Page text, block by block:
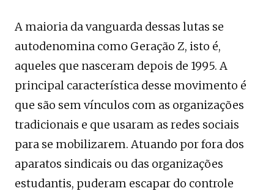
A maioria da vanguarda dessas lutas se
autodenomina como Geração Z, isto é,
aqueles que nasceram depois de 1995. A
principal característica desse movimento é
que são sem vínculos com as organizações
tradicionais e que usaram as redes sociais
para se mobilizarem. Atuando por fora dos
aparatos sindicais ou das organizações
estudantis, puderam escapar do controle